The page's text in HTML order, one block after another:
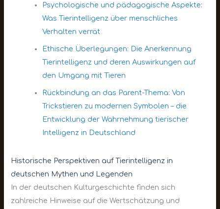
Psychologische und pädagogische Aspekte:
Was Tierintelligenz über menschliches
Verhalten verrät
Ethische Überlegungen: Die Anerkennung
Tierintelligenz und deren Auswirkungen auf
den Umgang mit Tieren
Rückbindung an das Parent-Thema: Von
Trickstieren zu modernen Symbolen – die
Entwicklung der Wahrnehmung tierischer
Intelligenz in Deutschland
Historische Perspektiven auf Tierintelligenz in
deutschen Mythen und Legenden
In der deutschen Kulturgeschichte finden sich
zahlreiche Hinweise auf die Wertschätzung und